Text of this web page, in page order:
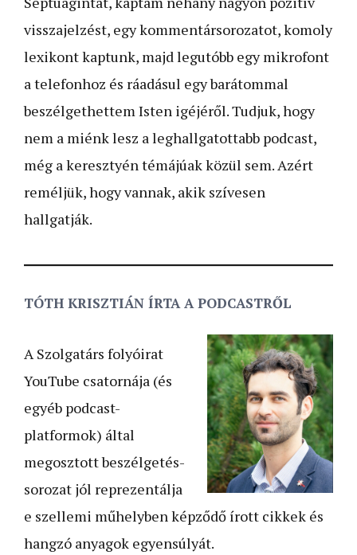
visszajelzést, egy kommentársorozatot, komoly
lexikont kaptunk, majd legutóbb egy mikrofont
a telefonhoz és ráadásul egy barátommal
beszélgethettem Isten igéjéről. Tudjuk, hogy
nem a miénk lesz a leghallgatottabb podcast,
még a keresztyén témájúak közül sem. Azért
reméljük, hogy vannak, akik szívesen
hallgatják.
TÓTH KRISZTIÁN ÍRTA A PODCASTRŐL
A Szolgatárs folyóirat
YouTube csatornája (és
egyéb podcast-
platformok) által
megosztott beszélgetés-
sorozat jól reprezentálja
e szellemi műhelyben képződő írott cikkek és
hangzó anyagok egyensúlyát.